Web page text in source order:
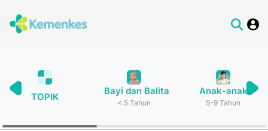
TOPIK
Bayi dan Balita
< 5 Tahun
Anak-anak
5-9 Tahun